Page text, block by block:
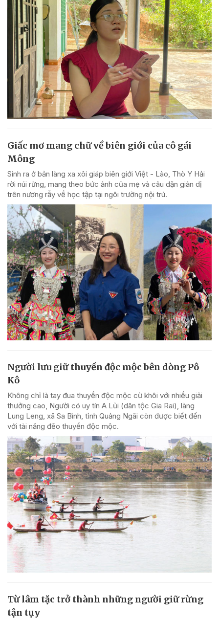
Giấc mơ mang chữ về biên giới của cô gái
Mông
Sinh ra ở bản làng xa xôi giáp biên giới Việt - Lào, Thò Y Hải
rời núi rừng, mang theo bức ảnh của mẹ và câu dặn giản dị
trên nương rẫy về học tập tại ngôi trường nội trú.
Người lưu giữ thuyền độc mộc bên dòng Pô
Kô
Không chỉ là tay đua thuyền độc mộc cừ khôi với nhiều giải
thưởng cao, Người có uy tín A Lủi (dân tộc Gia Rai), làng
Lung Leng, xã Sa Bình, tỉnh Quảng Ngãi còn được biết đến
với tài năng đẽo thuyền độc mộc.
Từ lâm tặc trở thành những người giữ rừng
tận tụy